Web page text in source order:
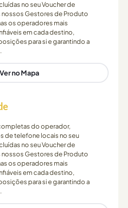
no seu Voucher de
Gestores de Produto
os operadores mais
em cada destino,
para si e garantindo a
Ver no Mapa
do operador,
de telefone locais no seu
no seu Voucher de
Gestores de Produto
os operadores mais
em cada destino,
para si e garantindo a